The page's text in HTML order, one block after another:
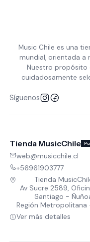
Music Chile es una
mundial, orientada a
Nuestro propósito
cuidadosamente
Síguenos
Tienda MusicChile
web@musicchile.cl
+56961903777
Tienda
Av Sucre 2589,
Santiago -
Región Metropolitana
Ver más detalles